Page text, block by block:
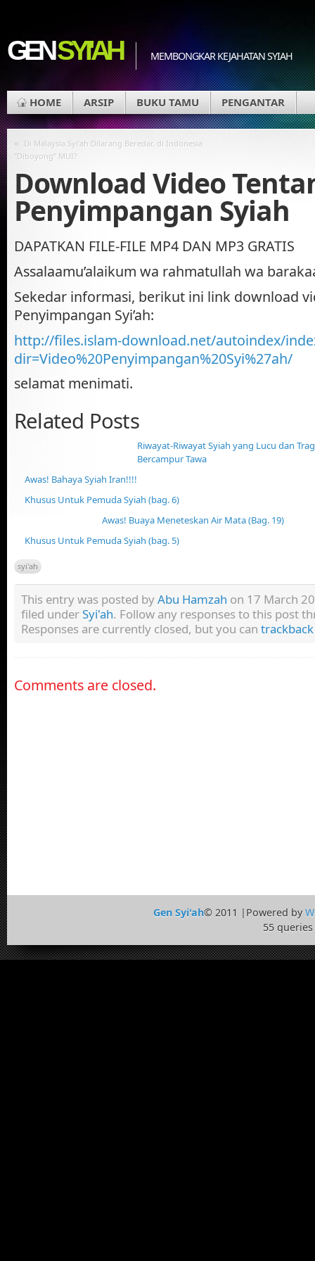
GENSYI'AH MEMBONGKAR KEJAHATAN SYIAH
HOME ARSIP BUKU TAMU PENGANTAR
« Di Malaysia Syi’ah Dilarang Beredar, di Indonesia
“Diboyong” MUI?
Download Video
Penyimpangan Syiah
DAPATKAN FILE-FILE MP4 DAN MP3 GRATIS
Assalaamu’alaikum wa rahmatullah wa
Sekedar informasi, berikut ini link download
Penyimpangan Syi’ah:
http://files.islam-download.net/autoindex/
dir=Video%20Penyimpangan%20Syi%27ah/
selamat menimati.
Related Posts
Riwayat-Riwayat Syiah yang Lucu dan
Bercampur Tawa
Awas! Bahaya Syiah Iran!!!!
Khusus Untuk Pemuda Syiah (bag. 6)
Awas! Buaya Meneteskan Air Mata (Bag. 19)
Khusus Untuk Pemuda Syiah (bag. 5)
syi'ah
This entry was posted byAbu Hamzah on 17 March
filed underSyi'ah. Follow any responses to this post
Responses are currently closed, but you can trackback
Comments are closed.
Gen Syi'ah© 2011 |Powered by
55